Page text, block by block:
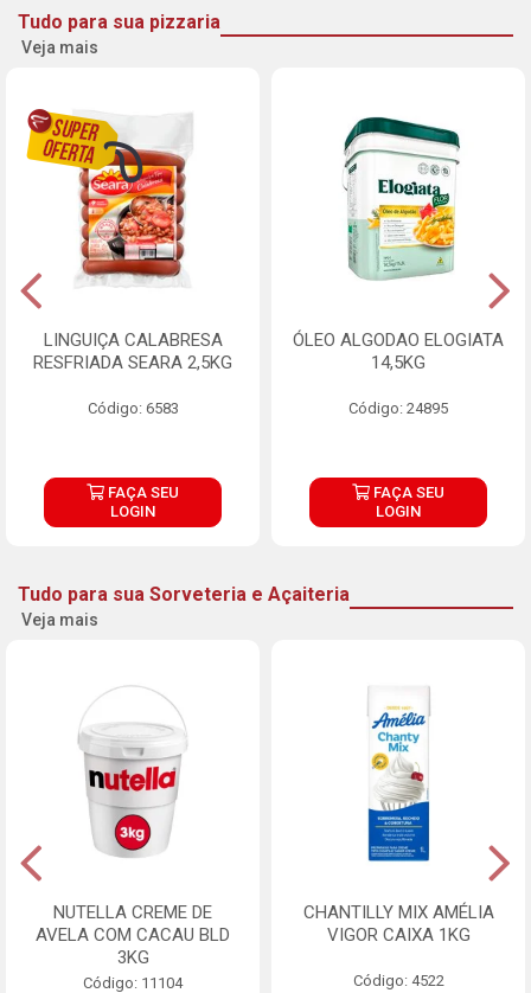
Tudo para sua pizzaria
Veja mais
LINGUIÇA CALABRESA
RESFRIADA SEARA 2,5KG
Código: 6583
FAÇA SEU
LOGIN
ÓLEO ALGODAO ELOGIATA
14,5KG
Código: 24895
FAÇA SEU
LOGIN
Tudo para sua Sorveteria e Açaiteria
Veja mais
NUTELLA CREME DE
AVELA COM CACAU BLD
3KG
Código: 11104
CHANTILLY MIX AMÉLIA
VIGOR CAIXA 1KG
Código: 4522